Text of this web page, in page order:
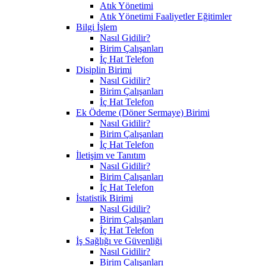
Atık Yönetimi
Atık Yönetimi Faaliyetler Eğitimler
Bilgi İşlem
Nasıl Gidilir?
Birim Çalışanları
İç Hat Telefon
Disiplin Birimi
Nasıl Gidilir?
Birim Çalışanları
İç Hat Telefon
Ek Ödeme (Döner Sermaye) Birimi
Nasıl Gidilir?
Birim Çalışanları
İç Hat Telefon
İletişim ve Tanıtım
Nasıl Gidilir?
Birim Çalışanları
İç Hat Telefon
İstatistik Birimi
Nasıl Gidilir?
Birim Çalışanları
İç Hat Telefon
İş Sağlığı ve Güvenliği
Nasıl Gidilir?
Birim Çalışanları